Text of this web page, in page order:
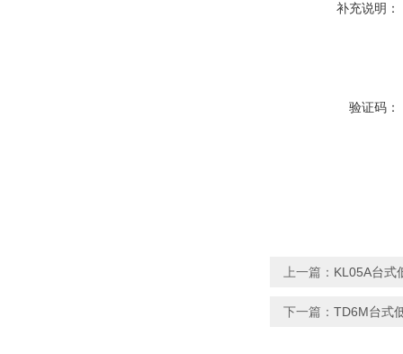
补充说明：
验证码：
上一篇： KL05A台式
下一篇： TD6M台式